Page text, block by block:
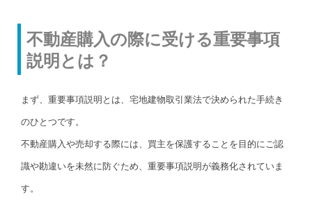
不動産購入の際に受ける重要事項
説明とは？
まず、重要事項説明とは、宅地建物取引業法で決められた手続き
のひとつです。
不動産購入や売却する際には、買主を保護することを目的にご認
識や勘違いを未然に防ぐため、重要事項説明が義務化されていま
す。